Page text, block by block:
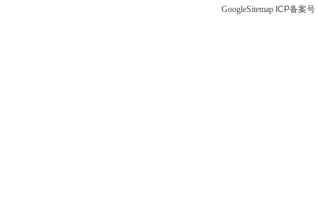
GoogleSitemap ICP备案号